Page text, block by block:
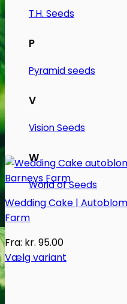
T.H. Seeds
P
Pyramid seeds
V
Vision Seeds
W
World of Seeds
på
varesiden
Wedding Cake |
Farm
Fra: kr. 95.00
Vælg variant
Dette
vare